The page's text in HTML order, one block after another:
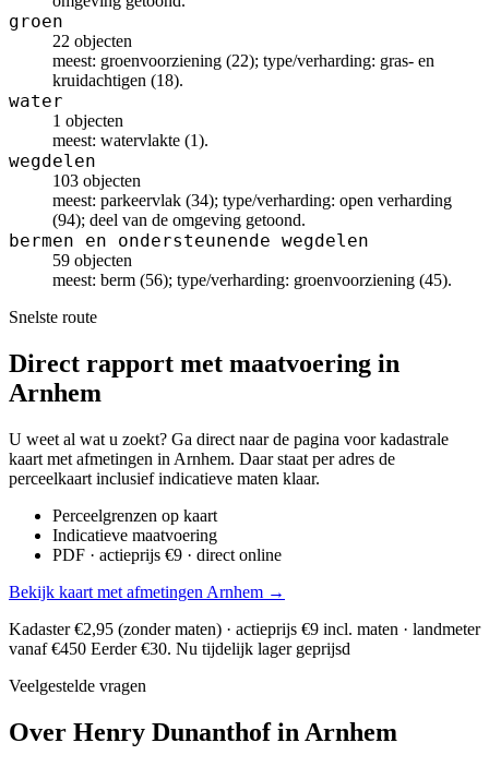
groen
22 objecten
meest: groenvoorziening (22); type/verharding: gras- en
kruidachtigen (18).
water
1 objecten
meest: watervlakte (1).
wegdelen
103 objecten
meest: parkeervlak (34); type/verharding: open verharding
(94); deel van de omgeving getoond.
bermen en ondersteunende wegdelen
59 objecten
meest: berm (56); type/verharding: groenvoorziening (45).
Snelste route
Direct rapport met maatvoering in
Arnhem
U weet al wat u zoekt? Ga direct naar de pagina voor kadastrale
kaart met afmetingen in Arnhem. Daar staat per adres de
perceelkaart inclusief indicatieve maten klaar.
Perceelgrenzen op kaart
Indicatieve maatvoering
PDF · actieprijs €9 · direct online
Bekijk kaart met afmetingen Arnhem →
Kadaster €2,95 (zonder maten) · actieprijs €9 incl. maten · landmeter
vanaf €450 Eerder €30. Nu tijdelijk lager geprijsd
Veelgestelde vragen
Over Henry Dunanthof in Arnhem